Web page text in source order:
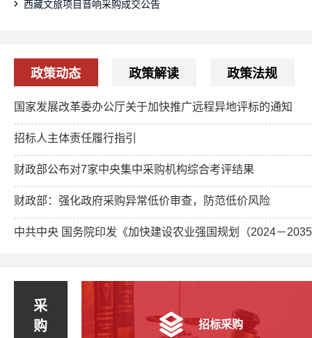
西藏文旅项目音响采购成交公告
政策动态 政策解读 政策法规
国家发展改革委办公厅关于加快推广远程异地评标的通知
招标人主体责任履行指引
财政部公布对7家中央集中采购机构综合考评结果
财政部：强化政府采购异常低价审查，防范低价风险
中共中央 国务院印发《加快建设农业强国规划（2024－
采
购
招标采购